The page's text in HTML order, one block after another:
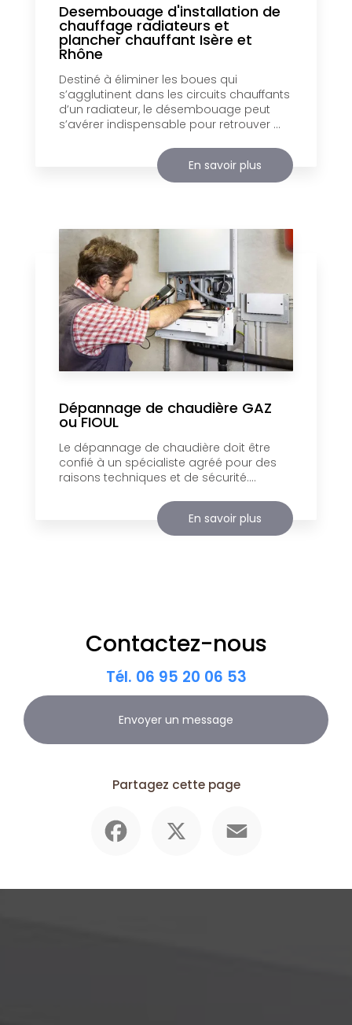
Desembouage d'installation de
chauffage radiateurs et
plancher chauffant Isère et
Rhône
Destiné à éliminer les boues qui
s’agglutinent dans les circuits chauffants
d’un radiateur, le désembouage peut
s’avérer indispensable pour retrouver ...
En savoir plus
Dépannage de chaudière GAZ
ou FIOUL
Le dépannage de chaudière doit être
confié à un spécialiste agréé pour des
raisons techniques et de sécurité....
En savoir plus
Contactez-nous
Tél. 06 95 20 06 53
Envoyer un message
Partagez cette page